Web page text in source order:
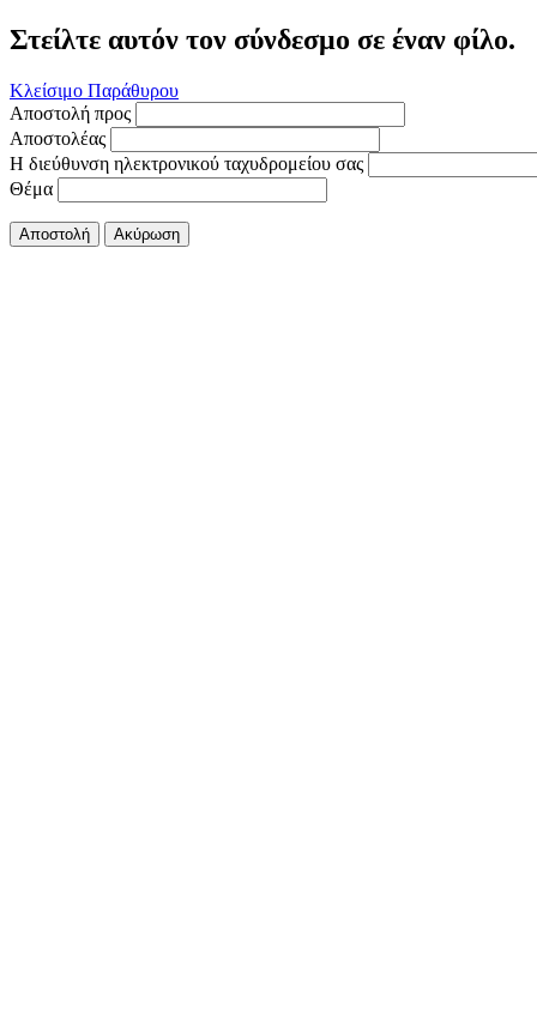
Στείλτε αυτόν τον σύνδεσμο σε έναν φίλο.
Κλείσιμο Παράθυρου
Αποστολή προς
Αποστολέας
Η διεύθυνση ηλεκτρονικού ταχυδρομείου σας
Θέμα
Αποστολή Ακύρωση